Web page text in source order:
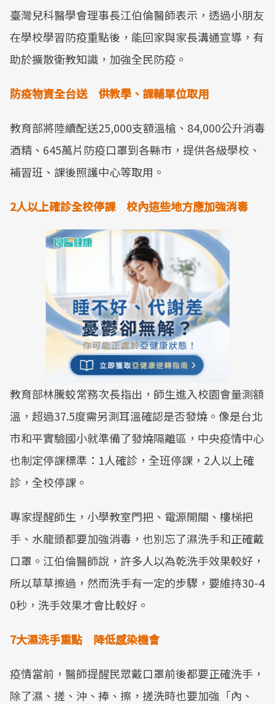
臺灣兒科醫學會理事長江伯倫醫師表示，透過小朋友
在學校學習防疫重點後，能回家與家長溝通宣導，有
助於擴散衛教知識，加強全民防疫。
防疫物資全台送 供教學、課輔單位取用
教育部將陸續配送25,000支額溫槍、84,000公升消毒
酒精、645萬片防疫口罩到各縣市，提供各級學校、
補習班、課後照護中心等取用。
2人以上確診全校停課 校內這些地方應加強消毒
教育部林騰蛟常務次長指出，師生進入校園會量測額
溫，超過37.5度需另測耳溫確認是否發燒。像是台北
市和平實驗國小就準備了發燒隔離區，中央疫情中心
也制定停課標準：1人確診，全班停課，2人以上確
診，全校停課。
專家提醒師生，小學教室門把、電源開關、樓梯把
手、水龍頭都要加強消毒，也別忘了濕洗手和正確戴
口罩。江伯倫醫師說，許多人以為乾洗手效果較好，
所以草草擦過，然而洗手有一定的步驟，要維持30-4
0秒，洗手效果才會比較好。
7大濕洗手重點 降低感染機會
疫情當前，醫師提醒民眾戴口罩前後都要正確洗手，
除了濕、搓、沖、捧、擦，搓洗時也要加強「內、